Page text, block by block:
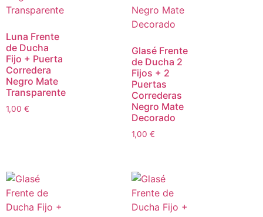
Luna Frente
de Ducha
Fijo + Puerta
Corredera
Negro Mate
Transparente
1,00 €
Glasé Frente
de Ducha 2
Fijos + 2
Puertas
Correderas
Negro Mate
Decorado
1,00 €